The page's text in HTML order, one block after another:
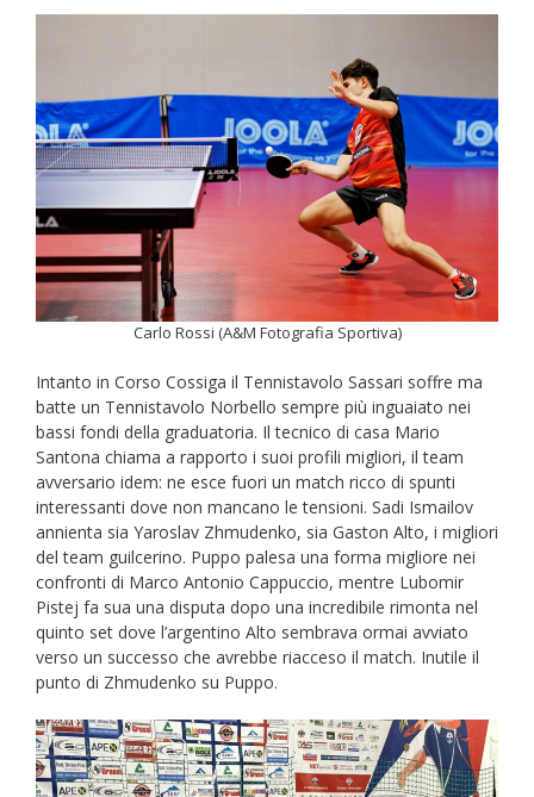
Carlo Rossi (A&M Fotografia Sportiva)
Intanto in Corso Cossiga il Tennistavolo Sassari soffre ma
batte un Tennistavolo Norbello sempre più inguaiato nei
bassi fondi della graduatoria. Il tecnico di casa Mario
Santona chiama a rapporto i suoi profili migliori, il team
avversario idem: ne esce fuori un match ricco di spunti
interessanti dove non mancano le tensioni. Sadi Ismailov
annienta sia Yaroslav Zhmudenko, sia Gaston Alto, i migliori
del team guilcerino. Puppo palesa una forma migliore nei
confronti di Marco Antonio Cappuccio, mentre Lubomir
Pistej fa sua una disputa dopo una incredibile rimonta nel
quinto set dove l’argentino Alto sembrava ormai avviato
verso un successo che avrebbe riacceso il match. Inutile il
punto di Zhmudenko su Puppo.